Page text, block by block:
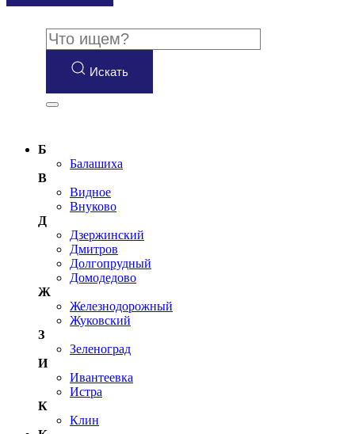
Искать
Б
Балашиха
В
Видное
Внуково
Д
Дзержинский
Дмитров
Долгопрудный
Домодедово
Ж
Железнодорожный
Жуковский
З
Зеленоград
И
Ивантеевка
Истра
К
Клин